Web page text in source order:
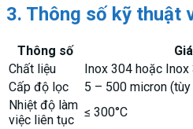
3. Thông số kỹ thuật
Thông số
Chất liệu
Inox 304 hoặc Inox
Cấp độ lọc
5 – 500 micron
Nhiệt độ làm
việc liên tục
≤ 300°C